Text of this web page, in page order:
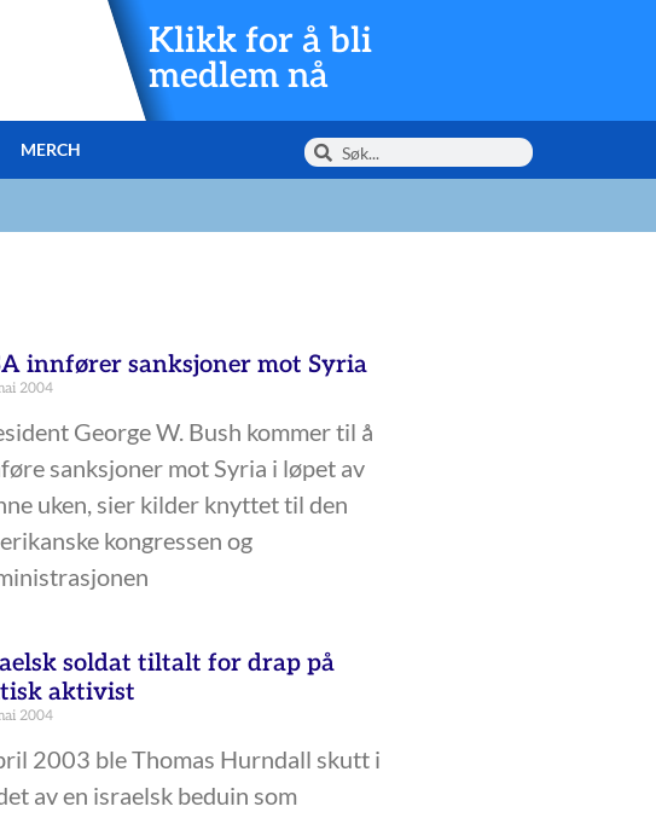
Klikk for å bli
medlem nå
MERCH
innfører sanksjoner mot Syria
2004
George W. Bush kommer til å
sanksjoner mot Syria i løpet av
uken, sier kilder knyttet til den
kongressen og
soldat tiltalt for drap på
aktivist
2004
2003 ble Thomas Hurndall skutt i
av en israelsk beduin som